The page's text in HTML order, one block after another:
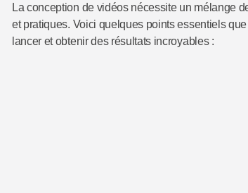
La conception de vidéos nécessite un mélange
et pratiques. Voici quelques points essentiels
lancer et obtenir des résultats incroyables :